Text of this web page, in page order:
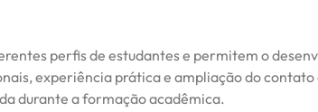
perfis de estudantes e permitem o
experiência prática e ampliação do contato
durante a formação acadêmica.